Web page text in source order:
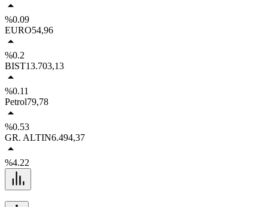
%0.09
EURO54,96
%0.2
BIST13.703,13
%0.11
Petrol79,78
%0.53
GR. ALTIN6.494,37
%4.22